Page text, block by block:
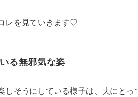
レを見ていきます♡
る無邪気な姿
しそうにしている様子は、夫にと